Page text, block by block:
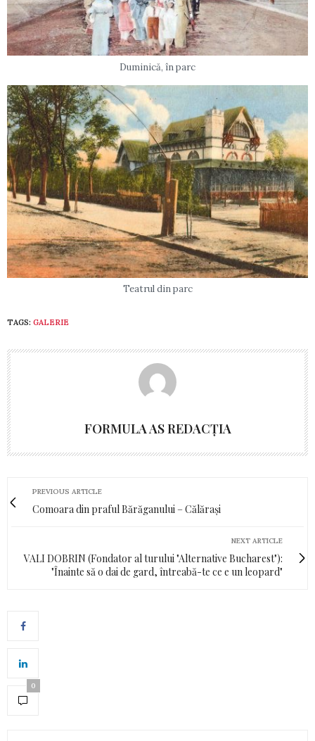
Duminică, în parc
Teatrul din parc
TAGS: GALERIE
FORMULA AS REDACȚIA
PREVIOUS ARTICLE
Comoara din praful Bărăganului – Călărași
NEXT ARTICLE
VALI DOBRIN (Fondator al turului "Alternative Bucharest"):
"Înainte să o dai de gard, întreabă-te ce e un leopard"
0